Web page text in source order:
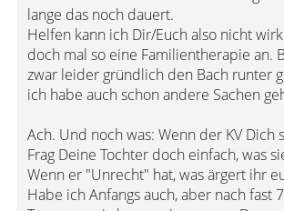
lange das noch dauert.
Helfen kann ich Dir/Euch also nicht
doch mal so eine Familientherapie an.
zwar leider gründlich den Bach runter
ich habe auch schon andere Sachen
Ach. Und noch was: Wenn der KV Dich
Frag Deine Tochter doch einfach, was
Wenn er "Unrecht" hat, was ärgert ihr
Habe ich Anfangs auch, aber nach fast